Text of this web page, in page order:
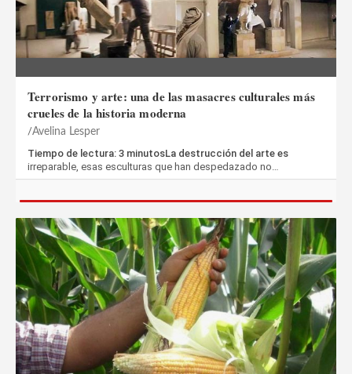
Terrorismo y arte: una de las masacres culturales más
crueles de la historia moderna
Avelina Lesper
Tiempo de lectura: 3 minutosLa destrucción del arte es
irreparable, esas esculturas que han despedazado no…